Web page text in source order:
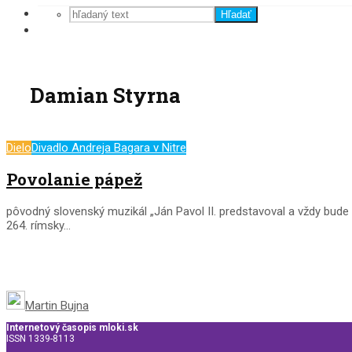
Hľadať
Damian Styrna
DieloDivadlo Andreja Bagara v Nitre
Povolanie pápež
pôvodný slovenský muzikál „Ján Pavol II. predstavoval a vždy
264. rímsky...
Martin Bujna
Internetový časopis mloki.sk
ISSN 1339-8113